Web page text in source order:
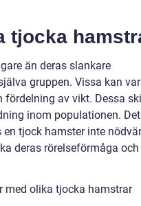
tjocka
än deras slankare
gruppen. Vissa kan
fördelning av vikt. Dessa
inom populationen.
tjock hamster inte
deras rörelseförmåga och
med olika tjocka hamstrar